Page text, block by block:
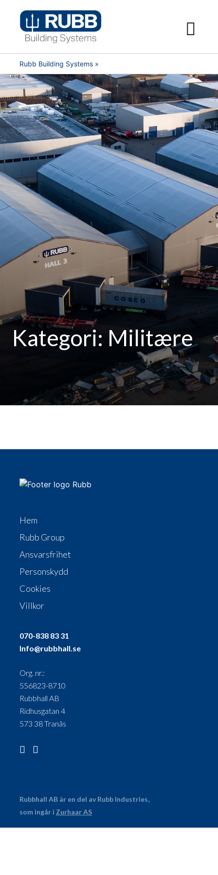
content
Rubb Building Systems »
Kategori: Militære
Hem
Rubb Group
Ansvarsfrihet
Personskydd
Cookies
Villkor
070-838 83 31
Info@rubbhall.se
Org. nr.:
556823-8710
Rubbhall AB
Ridhusgatan 4
573 38 Tranås
Rubbhall AB är en del av Rubb Industries,
som ingår i Zurhaar AS